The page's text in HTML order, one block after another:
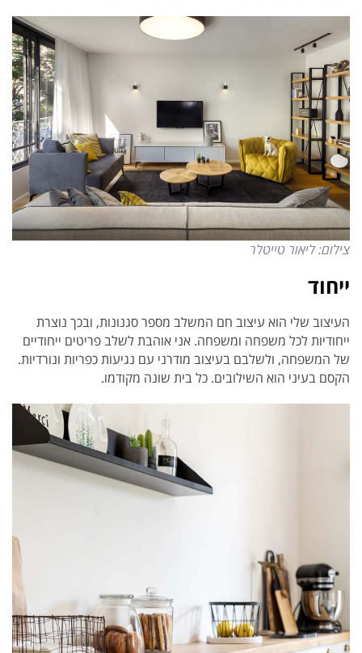
צילום: ליאור טייטלר
ייחוד
העיצוב שלי הוא עיצוב חם המשלב מספר סגנונות, ובכך נוצרת
ייחודיות לכל משפחה ומשפחה. אני אוהבת לשלב פריטים ייחודיים
של המשפחה, ולשלבם בעיצוב מודרני עם נגיעות כפריות ונורדיות.
הקסם בעיני הוא השילובים. כל בית שונה מקודמו.